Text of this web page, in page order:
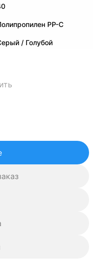
PP-C
/ Голубой